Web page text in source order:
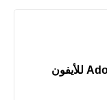
تحميل Adobe Photoshop Camera‏ للأيفون